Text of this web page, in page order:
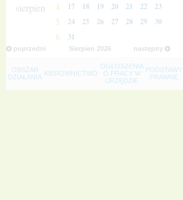
sierpien 4 17 18 19 20 21 22 23
5 24 25 26 27 28 29 30
6 31
poprzedni następny
Sierpien 2026
OBSZAR
DZIAŁANIA KIEROWNICTWO
OGŁOSZENIA
O PRACY W
URZĘDZIE
PODSTAWY
PRAWNE